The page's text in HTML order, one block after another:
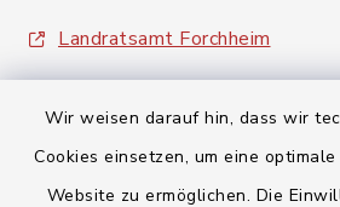
Wir weisen darauf hin, dass wir
Cookies einsetzen, um eine
Website zu ermöglichen. Die
Landratsamt Forchheim